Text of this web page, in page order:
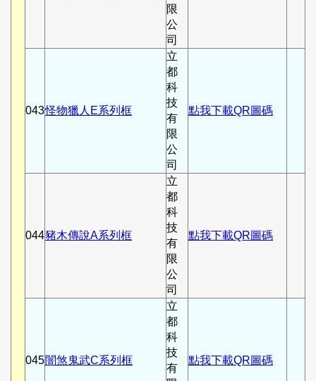
限
公
司
043怪物獵人E系列框
立
都
科
技
有
限
公
司
點我下載QR圖碼
044豬木傳說A系列框
立
都
科
技
有
限
公
司
點我下載QR圖碼
045闇煞鬼武C系列框
立
都
科
技
有
點我下載QR圖碼